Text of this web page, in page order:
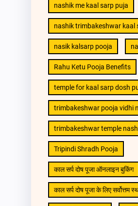
nashik me kaal sarp puja
nashik trimbakeshwar kaal
nasik kalsarp pooja
Rahu Ketu Pooja Benefits
temple for kaal sarp dosh
trimbakeshwar pooja vidhi
trimbakeshwar temple
Tripindi Shradh Pooja
काल सर्प दोष पूजा ऑनलाइन बुकिंग
काल सर्प दोष पूजा के लिए सर्वोत्तम